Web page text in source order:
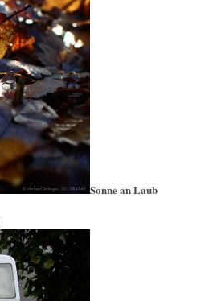
Sonne an Laub